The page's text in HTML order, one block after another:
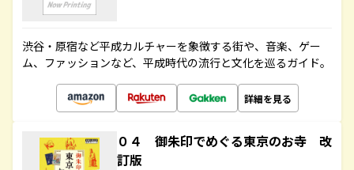
渋谷・原宿など平成カルチャーを象徴する街や、音楽、ゲー
ム、ファッションなど、平成時代の流行と文化を巡るガイド。
詳細を見る
０４ 御朱印でめぐる東京のお寺 改
訂版